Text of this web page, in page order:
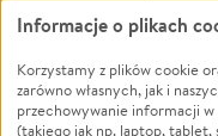
Leczenie
Zwierzęta
Pożar
Informacje o plikach
Korzystamy z plików cookie
zarówno własnych, jak i
przechowywanie informacji
(takiego jak np. laptop, tablet,